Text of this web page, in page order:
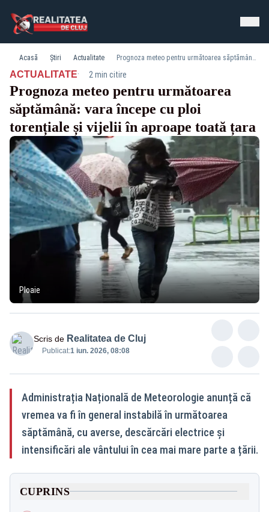
Acasă Știri Actualitate Prognoza meteo pentru următoarea săptămână: vara începe cu ploi torențiale și vijelii în aproape toată țara
ACTUALITATE· 2 min citire
Prognoza meteo pentru următoarea
săptămână: vara începe cu ploi
torențiale și vijelii în aproape toată țara
Ploaie
Scris de Realitatea de Cluj
Publicat:1 iun. 2026, 08:08
Administrația Națională de Meteorologie anunță că
vremea va fi în general instabilă în următoarea
săptămână, cu averse, descărcări electrice și
intensificări ale vântului în cea mai mare parte a țării.
CUPRINS